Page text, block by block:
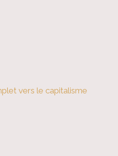
vers le capitalisme